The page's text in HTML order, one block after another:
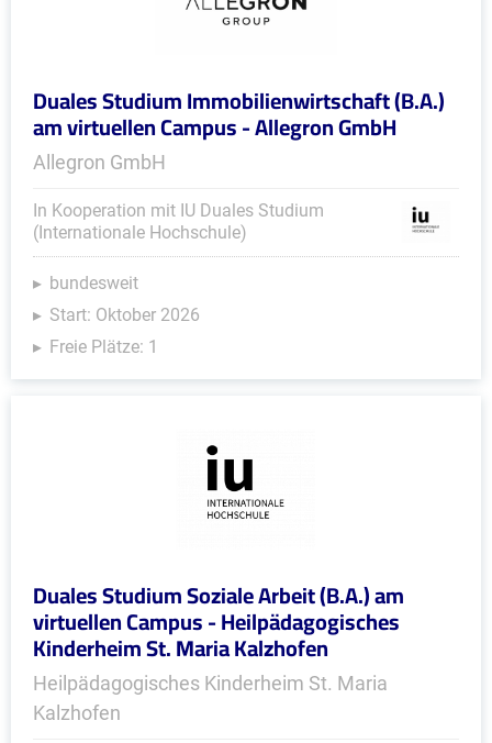
Duales Studium Immobilienwirtschaft (B.A.)
am virtuellen Campus - Allegron GmbH
Allegron GmbH
In Kooperation mit IU Duales Studium
(Internationale Hochschule)
bundesweit
Start: Oktober 2026
Freie Plätze: 1
Duales Studium Soziale Arbeit (B.A.) am
virtuellen Campus - Heilpädagogisches
Kinderheim St. Maria Kalzhofen
Heilpädagogisches Kinderheim St. Maria
Kalzhofen